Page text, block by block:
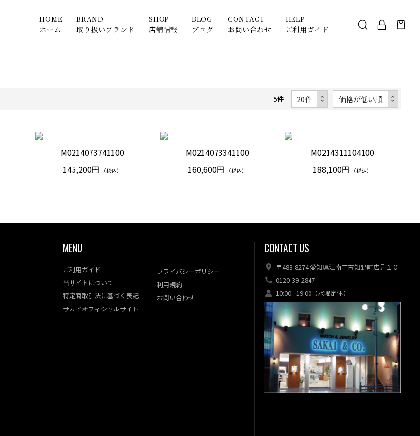
HOME
ホーム
BRAND
取り扱いブランド
SHOP
店舗情報
BLOG
ブログ
CONTACT
お問い合わせ
HELP
ご利用ガイド
5件
M0214073741100
145,200円
（税込）
M0214073341100
160,600円
（税込）
M0214311104100
188,100円
（税込）
MENU
ご利用ガイド
当サイトについて
特定商取引法に基づく表記
サカイオフィシャルサイト
プライバシーポリシー
利用規約
お問い合わせ
CONTACT US
〒483-8274 愛知県江南市古知野町広見１０
0120-39-2847
10:00 - 19:00（水曜定休）